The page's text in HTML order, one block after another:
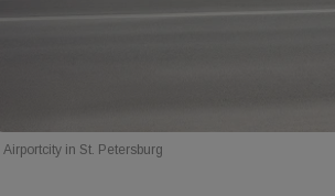
Airportcity in St. Petersburg